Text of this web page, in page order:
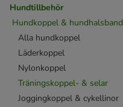
Hundtillbehör
Hundkoppel & hundhalsband
Alla hundkoppel
Läderkoppel
Nylonkoppel
Träningskoppel- & selar
Joggingkoppel & cykellinor